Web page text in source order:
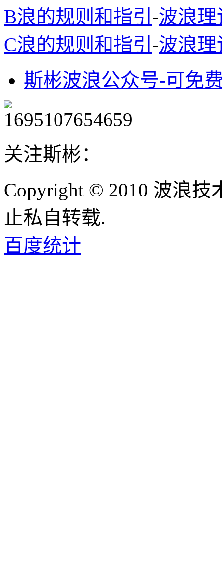
B浪的规则和指引 -波浪
C浪的规则和指引 -波浪理
斯彬波浪公众号-可免
关注斯彬：
Copyright © 2010 波浪技
止私自转载.
百度统计